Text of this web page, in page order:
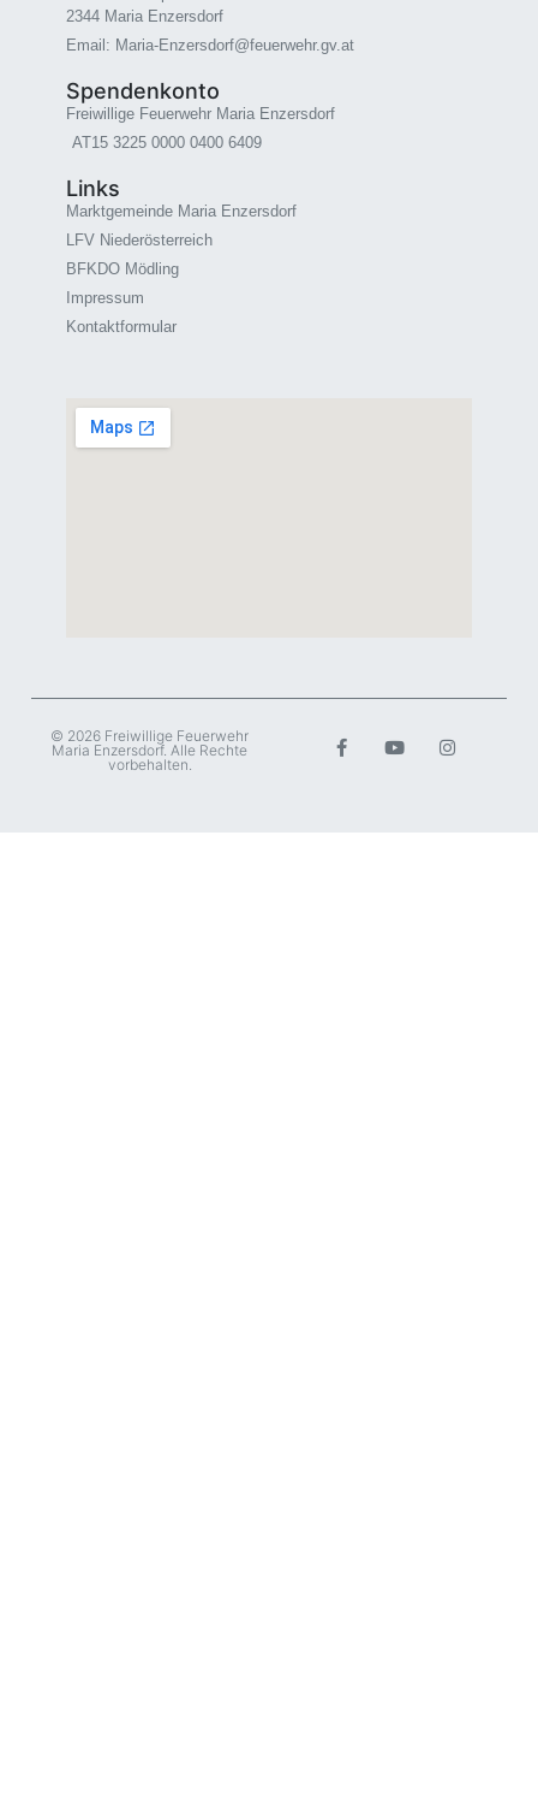
2344 Maria Enzersdorf
Email: Maria-Enzersdorf@feuerwehr.gv.at
Spendenkonto
Freiwillige Feuerwehr Maria Enzersdorf
AT15 3225 0000 0400 6409
Links
Marktgemeinde Maria Enzersdorf
LFV Niederösterreich
BFKDO Mödling
Impressum
Kontaktformular
© 2026 Freiwillige Feuerwehr
Maria Enzersdorf. Alle Rechte
vorbehalten.